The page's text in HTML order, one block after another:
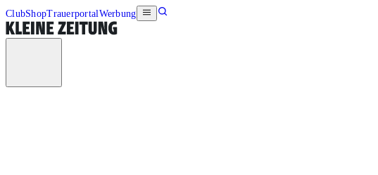
ClubShopTrauerportalWerbung